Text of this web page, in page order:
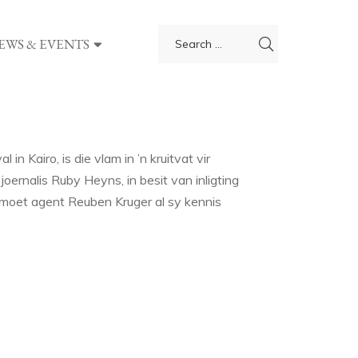
& EVENTS
in Kairo, is die vlam in ’n kruitvat vir
Ruby Heyns, in besit van inligting
agent Reuben Kruger al sy kennis